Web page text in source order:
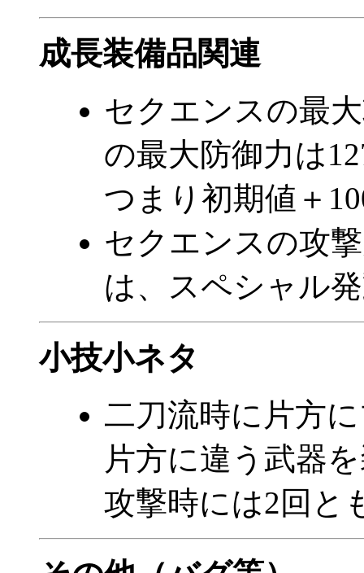
成長装備品関連
セクエンスの最
の最大防御力は
つまり初期値＋
セクエンスの攻
は、スペシャル
小技小ネタ
二刀流時に片方
片方に違う武器
攻撃時には2回と